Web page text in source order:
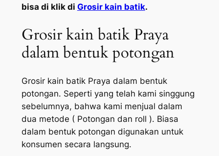
bisa di klik di Grosir kain batik.
Grosir kain batik Praya
dalam bentuk potongan
Grosir kain batik Praya dalam bentuk
potongan. Seperti yang telah kami singgung
sebelumnya, bahwa kami menjual dalam
dua metode ( Potongan dan roll ). Biasa
dalam bentuk potongan digunakan untuk
konsumen secara langsung.